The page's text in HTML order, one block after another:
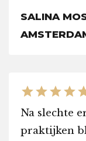
SALINA
starstarstarstar
Na slechte
praktijken